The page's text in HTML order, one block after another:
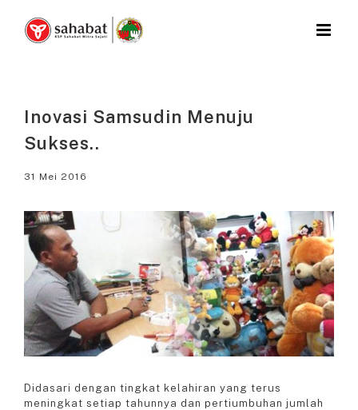
content
Inovasi Samsudin Menuju
Sukses..
31 Mei 2016
View
Larger
Image
Didasari dengan tingkat kelahiran yang terus
meningkat setiap tahunnya dan pertiumbuhan jumlah